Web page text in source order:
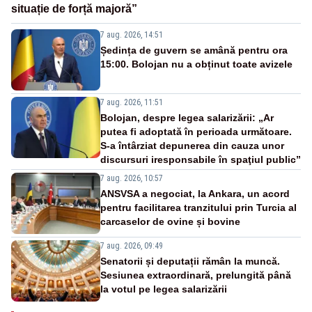
situație de forță majoră”
7 aug. 2026, 14:51
Ședința de guvern se amână pentru ora
15:00. Bolojan nu a obținut toate avizele
7 aug. 2026, 11:51
Bolojan, despre legea salarizării: „Ar
putea fi adoptată în perioada următoare.
S-a întârziat depunerea din cauza unor
discursuri iresponsabile în spaţiul public”
7 aug. 2026, 10:57
ANSVSA a negociat, la Ankara, un acord
pentru facilitarea tranzitului prin Turcia al
carcaselor de ovine și bovine
7 aug. 2026, 09:49
Senatorii și deputații rămân la muncă.
Sesiunea extraordinară, prelungită până
la votul pe legea salarizării